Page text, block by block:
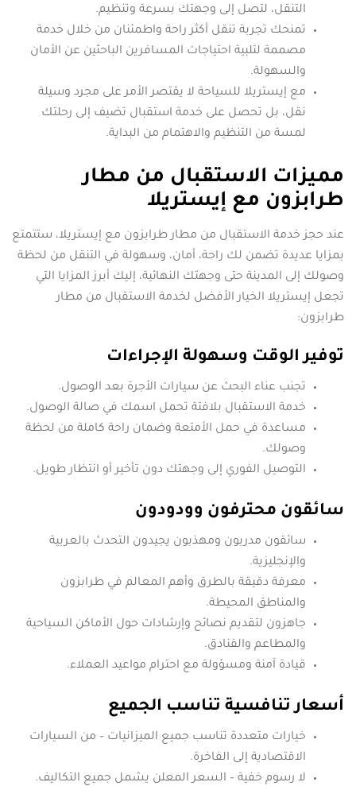
التنقل، لتصل إلى وجهتك بسرعة وتنظيم.
تمنحك تجربة تنقل أكثر راحة واطمئنان من خلال خدمة
مصممة لتلبية احتياجات المسافرين الباحثين عن الأمان
والسهولة.
مع إيستريلا للسياحة لا يقتصر الأمر على مجرد وسيلة
نقل، بل تحصل على خدمة استقبال تضيف إلى رحلتك
لمسة من التنظيم والاهتمام من البداية.
مميزات الاستقبال من مطار
طرابزون مع إيستريلا
عند حجز خدمة الاستقبال من مطار طرابزون مع إيستريلا، ستتمتع
بمزايا عديدة تضمن لك راحة، أمان، وسهولة في التنقل من لحظة
وصولك إلى المدينة حتى وجهتك النهائية، إليك أبرز المزايا التي
تجعل إيستريلا الخيار الأفضل لخدمة الاستقبال من مطار
طرابزون:
توفير الوقت وسهولة الإجراءات
تجنب عناء البحث عن سيارات الأجرة بعد الوصول.
خدمة الاستقبال بلافتة تحمل اسمك في صالة الوصول.
مساعدة في حمل الأمتعة وضمان راحة كاملة من لحظة
وصولك.
التوصيل الفوري إلى وجهتك دون تأخير أو انتظار طويل.
سائقون محترفون وودودون
سائقون مدربون ومهذبون يجيدون التحدث بالعربية
والإنجليزية.
معرفة دقيقة بالطرق وأهم المعالم في طرابزون
والمناطق المحيطة.
جاهزون لتقديم نصائح وإرشادات حول الأماكن السياحية
والمطاعم والفنادق.
قيادة آمنة ومسؤولة مع احترام مواعيد العملاء.
أسعار تنافسية تناسب الجميع
خيارات متعددة تناسب جميع الميزانيات – من السيارات
الاقتصادية إلى الفاخرة.
لا رسوم خفية – السعر المعلن يشمل جميع التكاليف.